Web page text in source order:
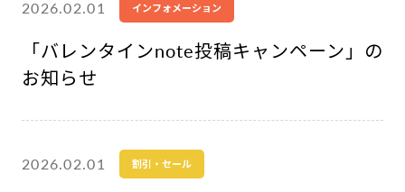
2026.02.01 インフォメーション
「バレンタインnote投稿キャンペーン」の
お知らせ
2026.02.01 割引・セール